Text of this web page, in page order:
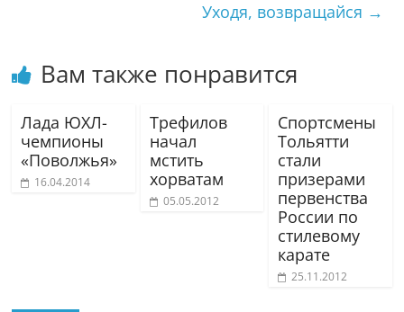
Уходя, возвращайся →
Вам также понравится
Лада ЮХЛ-
чемпионы
«Поволжья»
16.04.2014
Трефилов
начал
мстить
хорватам
05.05.2012
Спортсмены
Тольятти
стали
призерами
первенства
России по
стилевому
карате
25.11.2012